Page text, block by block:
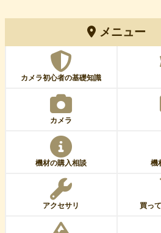
メニュー
カメラ初心者の基礎知識
カメラ
機材の購入相談 機
アクセサリ 買っ